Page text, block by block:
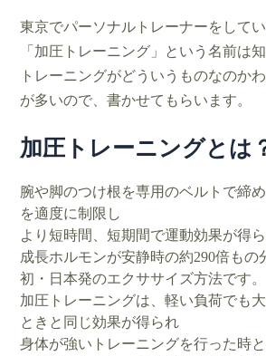
東京でパーソナルトレーナーをしてい
「加圧トレーニング」という名前は
トレーニングがどういうものなのか
が多いので、書かせてもらいます。
加圧トレーニングとは
腕や脚のつけ根を専用のベルトで締
を適度に制限し
より短時間、短期間で運動効果が得
成長ホルモンが安静時の約290倍もの
初・日本発のエクササイズ方法です。
加圧トレーニングは、軽い負荷でも
ときと同じ効果が得られ
身体が強いトレーニングを行った時